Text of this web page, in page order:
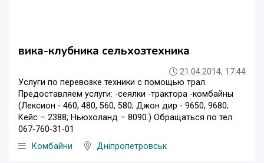
вика-клубника сельхозтехника
21.04.2014, 17:44
Услуги по перевозке техники с помощью трал.
Предоставляем услуги: -сеялки -трактора -комбайны
(Лексион - 460, 480, 560, 580; Джон дир - 9650, 9680;
Кейс – 2388; Ньюхоланд – 8090.) Обращаться по тел.
067-760-31-01
Комбайни
Дніпропетровськ